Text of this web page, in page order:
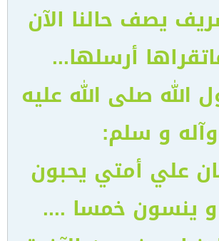
يصف حالنا الآن
أرسلها...
الله صلى الله عليه
وآله و سلم:
علي أمتي يحبون
ينسون خمسا ....